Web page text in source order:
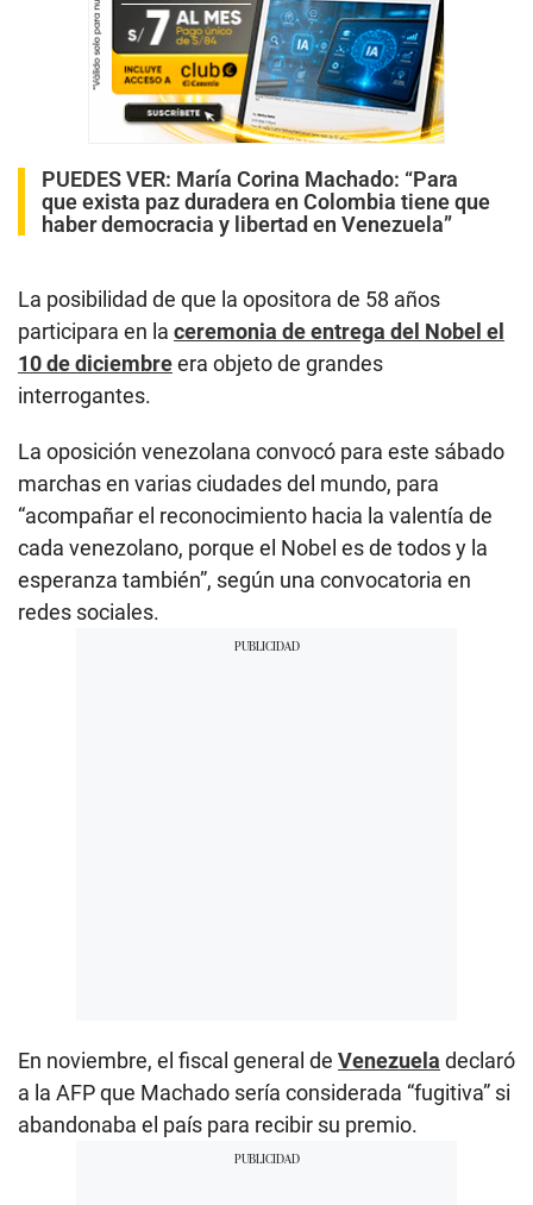
PUEDES VER: María Corina Machado: “Para
que exista paz duradera en Colombia tiene que
haber democracia y libertad en Venezuela”
La posibilidad de que la opositora de 58 años
participara en la ceremonia de entrega del Nobel el
10 de diciembreera objeto de grandes
interrogantes.
La oposición venezolana convocó para este sábado
marchas en varias ciudades del mundo, para
“acompañar el reconocimiento hacia la valentía de
cada venezolano, porque el Nobel es de todos y la
esperanza también”, según una convocatoria en
redes sociales.
En noviembre, el fiscal general de Venezuela declaró
a la AFP que Machado sería considerada “fugitiva” si
abandonaba el país para recibir su premio.